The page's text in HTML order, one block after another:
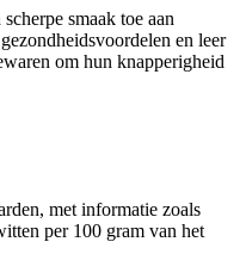
smaak toe aan
en leer
om hun knapperigheid
met informatie zoals
per 100 gram van het